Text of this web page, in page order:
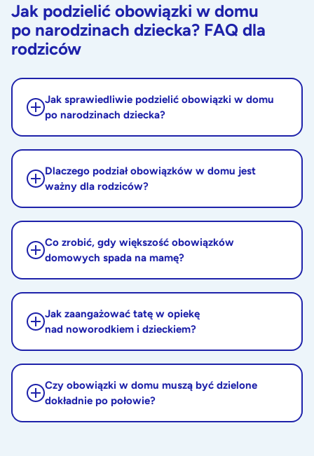
Jak podzielić obowiązki w domu
po narodzinach dziecka? FAQ dla
rodziców
Jak sprawiedliwie podzielić obowiązki w domu
po narodzinach dziecka?
Dlaczego podział obowiązków w domu jest
ważny dla rodziców?
Co zrobić, gdy większość obowiązków
domowych spada na mamę?
Jak zaangażować tatę w opiekę
nad noworodkiem i dzieckiem?
Czy obowiązki w domu muszą być dzielone
dokładnie po połowie?